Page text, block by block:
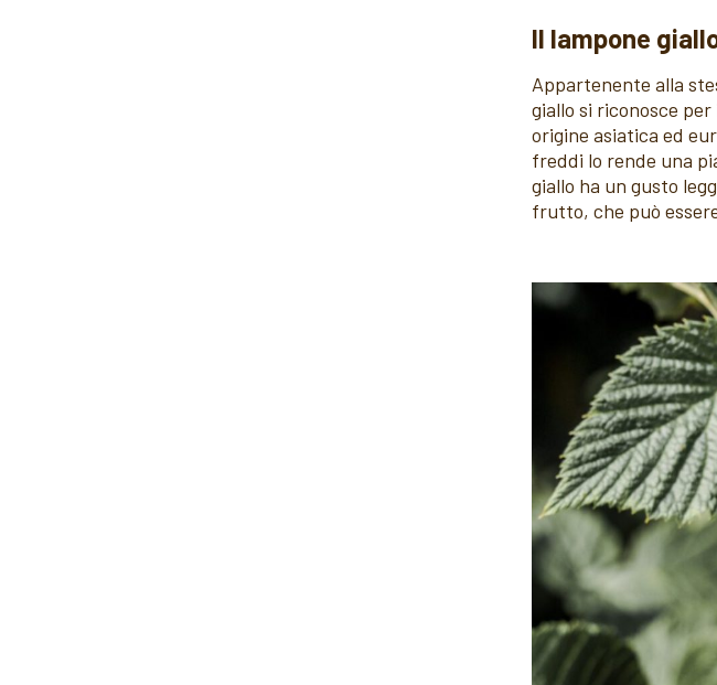
Il lampone
Appartenente alla
giallo si riconosce
origine asiatica ed
freddi lo rende una
giallo ha un gusto
frutto, che può